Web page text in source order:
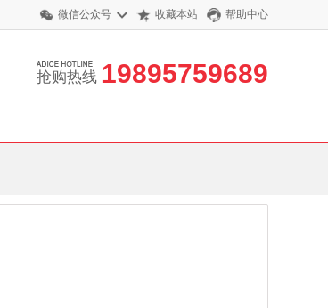
微信公众号 收藏本站 帮助中心
抢购热线 19895759689